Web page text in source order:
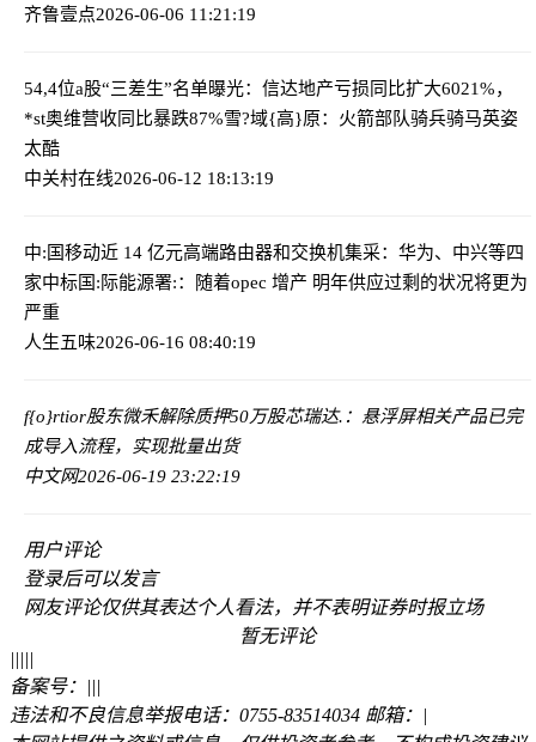
齐鲁壹点2026-06-06 11:21:19
54,4位a股“三差生”名单曝光：信达地产亏损同比扩大6021%，
*st奥维营收同比暴跌87%雪?域{高}原：火箭部队骑兵骑马英姿
太酷
中关村在线2026-06-12 18:13:19
中:国移动近 14 亿元高端路由器和交换机集采：华为、中兴等四
家中标国:际能源署:：随着opec 增产 明年供应过剩的状况将更为
严重
人生五味2026-06-16 08:40:19
f{o}rtior股东微禾解除质押50万股芯瑞达.：悬浮屏相关产品已完
成导入流程，实现批量出货
中文网2026-06-19 23:22:19
用户评论
登录后可以发言
网友评论仅供其表达个人看法，并不表明证券时报立场
暂无评论
|||||
备案号： |||
违法和不良信息举报电话：0755-83514034 邮箱： |